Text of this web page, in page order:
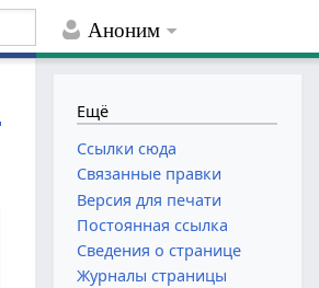
Аноним
Ещё
Ссылки сюда
Связанные правки
Версия для печати
Постоянная ссылка
Сведения о странице
Журналы страницы